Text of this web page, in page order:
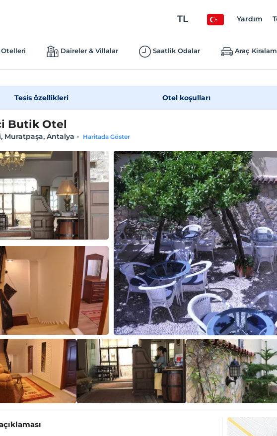
TL Yardım
Daireler & Villalar Saatlik Odalar Araç
Tesis özellikleri Otel koşulları
Butik Otel
Muratpaşa, Antalya - Haritada Göster